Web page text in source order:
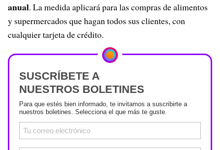
anual. La medida aplicará para las compras de alimentos
y supermercados que hagan todos sus clientes, con
cualquier tarjeta de crédito.
SUSCRÍBETE A
NUESTROS BOLETINES
Para que estés bien informado, te invitamos a suscribirte a
nuestros boletines. Selecciona el que más te guste.